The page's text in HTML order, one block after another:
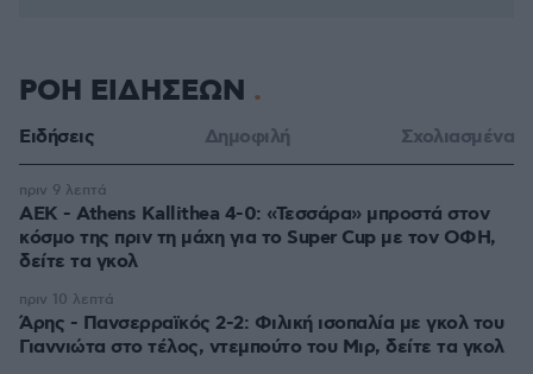
ΡΟΗ ΕΙΔΗΣΕΩΝ
Ειδήσεις Δημοφιλή Σχολιασμένα
ΑΕΚ - Athens Kallithea 4-0: «Τεσσάρα» μπροστά στον
κόσμο της πριν τη μάχη για το Super Cup με τον ΟΦΗ,
δείτε τα γκολ
πριν 9 λεπτά
Άρης - Πανσερραϊκός 2-2: Φιλική ισοπαλία με γκολ του
Γιαννιώτα στο τέλος, ντεμπούτο του Μιρ, δείτε τα γκολ
πριν 10 λεπτά